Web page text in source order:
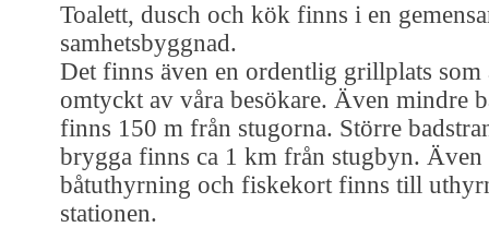
Toalett, dusch och kök finns i en
samhetsbyggnad.
Det finns även en ordentlig grillplats som
omtyckt av våra besökare. Även mindre
finns 150 m från stugorna. Större
brygga finns ca 1 km från stugbyn. Även
båtuthyrning och fiskekort finns till
stationen.